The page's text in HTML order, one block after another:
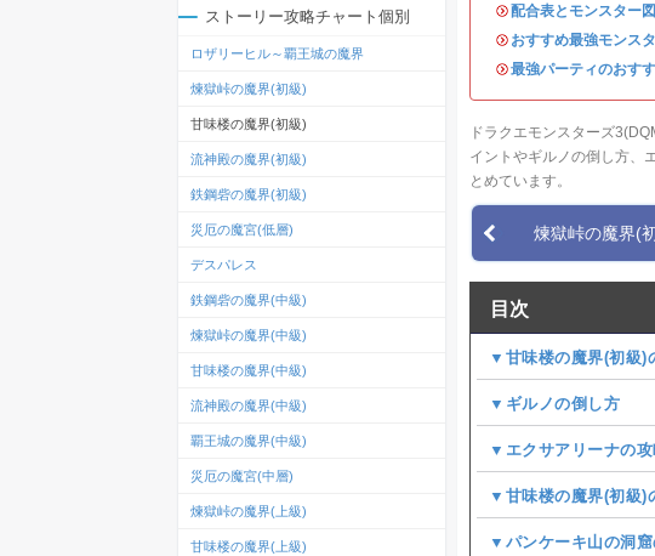
・配合表とモンスター
・ おすすめ最強モンス
・最強パーティのおす
ドラクエモンスターズ
イントやギルノの倒し方、
とめています。
煉獄峠の魔界(
目次
▼甘味楼の魔界(初級)
▼ギルノの倒し方
▼エクサアリーナの攻
▼甘味楼の魔界(初級)
▼パンケーキ山の洞
ストーリー攻略チャート個別
ロザリーヒル～覇王城の魔界
煉獄峠の魔界(初級)
甘味楼の魔界(初級)
流神殿の魔界(初級)
鉄鋼砦の魔界(初級)
災厄の魔宮(低層)
デスパレス
鉄鋼砦の魔界(中級)
煉獄峠の魔界(中級)
甘味楼の魔界(中級)
流神殿の魔界(中級)
覇王城の魔界(中級)
災厄の魔宮(中層)
煉獄峠の魔界(上級)
甘味楼の魔界(上級)